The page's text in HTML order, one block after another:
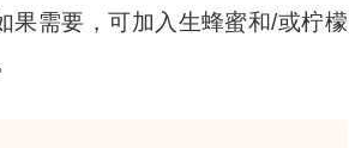
果需要，可加入生蜂蜜和/或柠檬